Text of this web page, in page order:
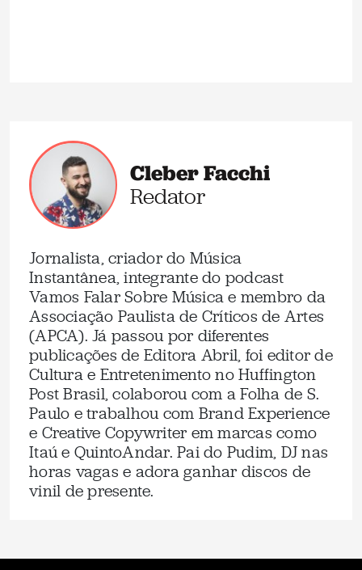
Cleber Facchi
Redator
Jornalista, criador do Música
Instantânea, integrante do podcast
Vamos Falar Sobre Música e membro da
Associação Paulista de Críticos de Artes
(APCA). Já passou por diferentes
publicações de Editora Abril, foi editor de
Cultura e Entretenimento no Huffington
Post Brasil, colaborou com a Folha de S.
Paulo e trabalhou com Brand Experience
e Creative Copywriter em marcas como
Itaú e QuintoAndar. Pai do Pudim, DJ nas
horas vagas e adora ganhar discos de
vinil de presente.